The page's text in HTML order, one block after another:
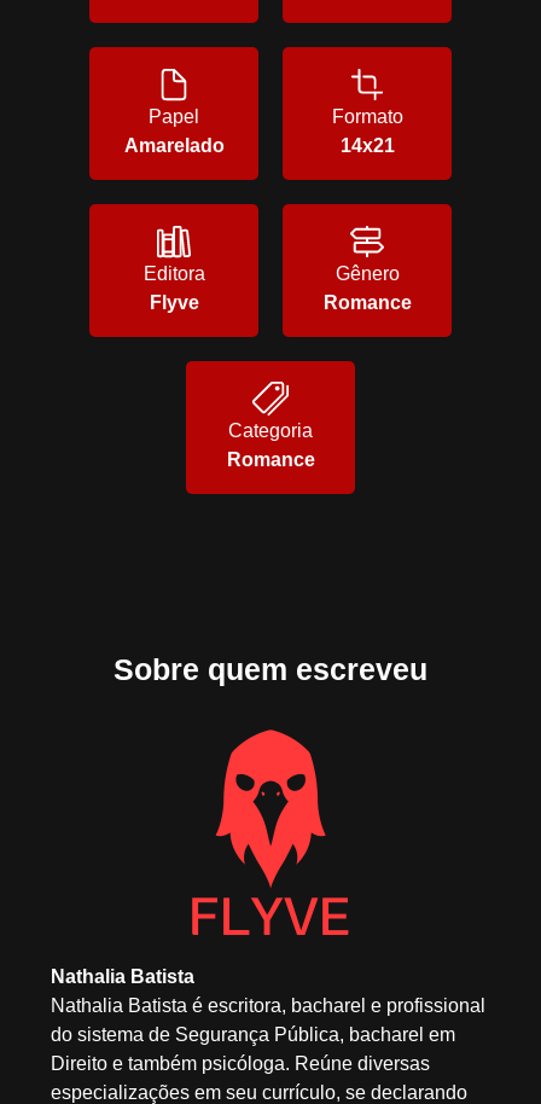
Papel
Amarelado
Formato
14x21
Editora
Flyve
Gênero
Romance
Categoria
Romance
Sobre quem escreveu
Nathalia Batista
Nathalia Batista é escritora, bacharel e profissional
do sistema de Segurança Pública, bacharel em
Direito e também psicóloga. Reúne diversas
especializações em seu currículo, se declarando